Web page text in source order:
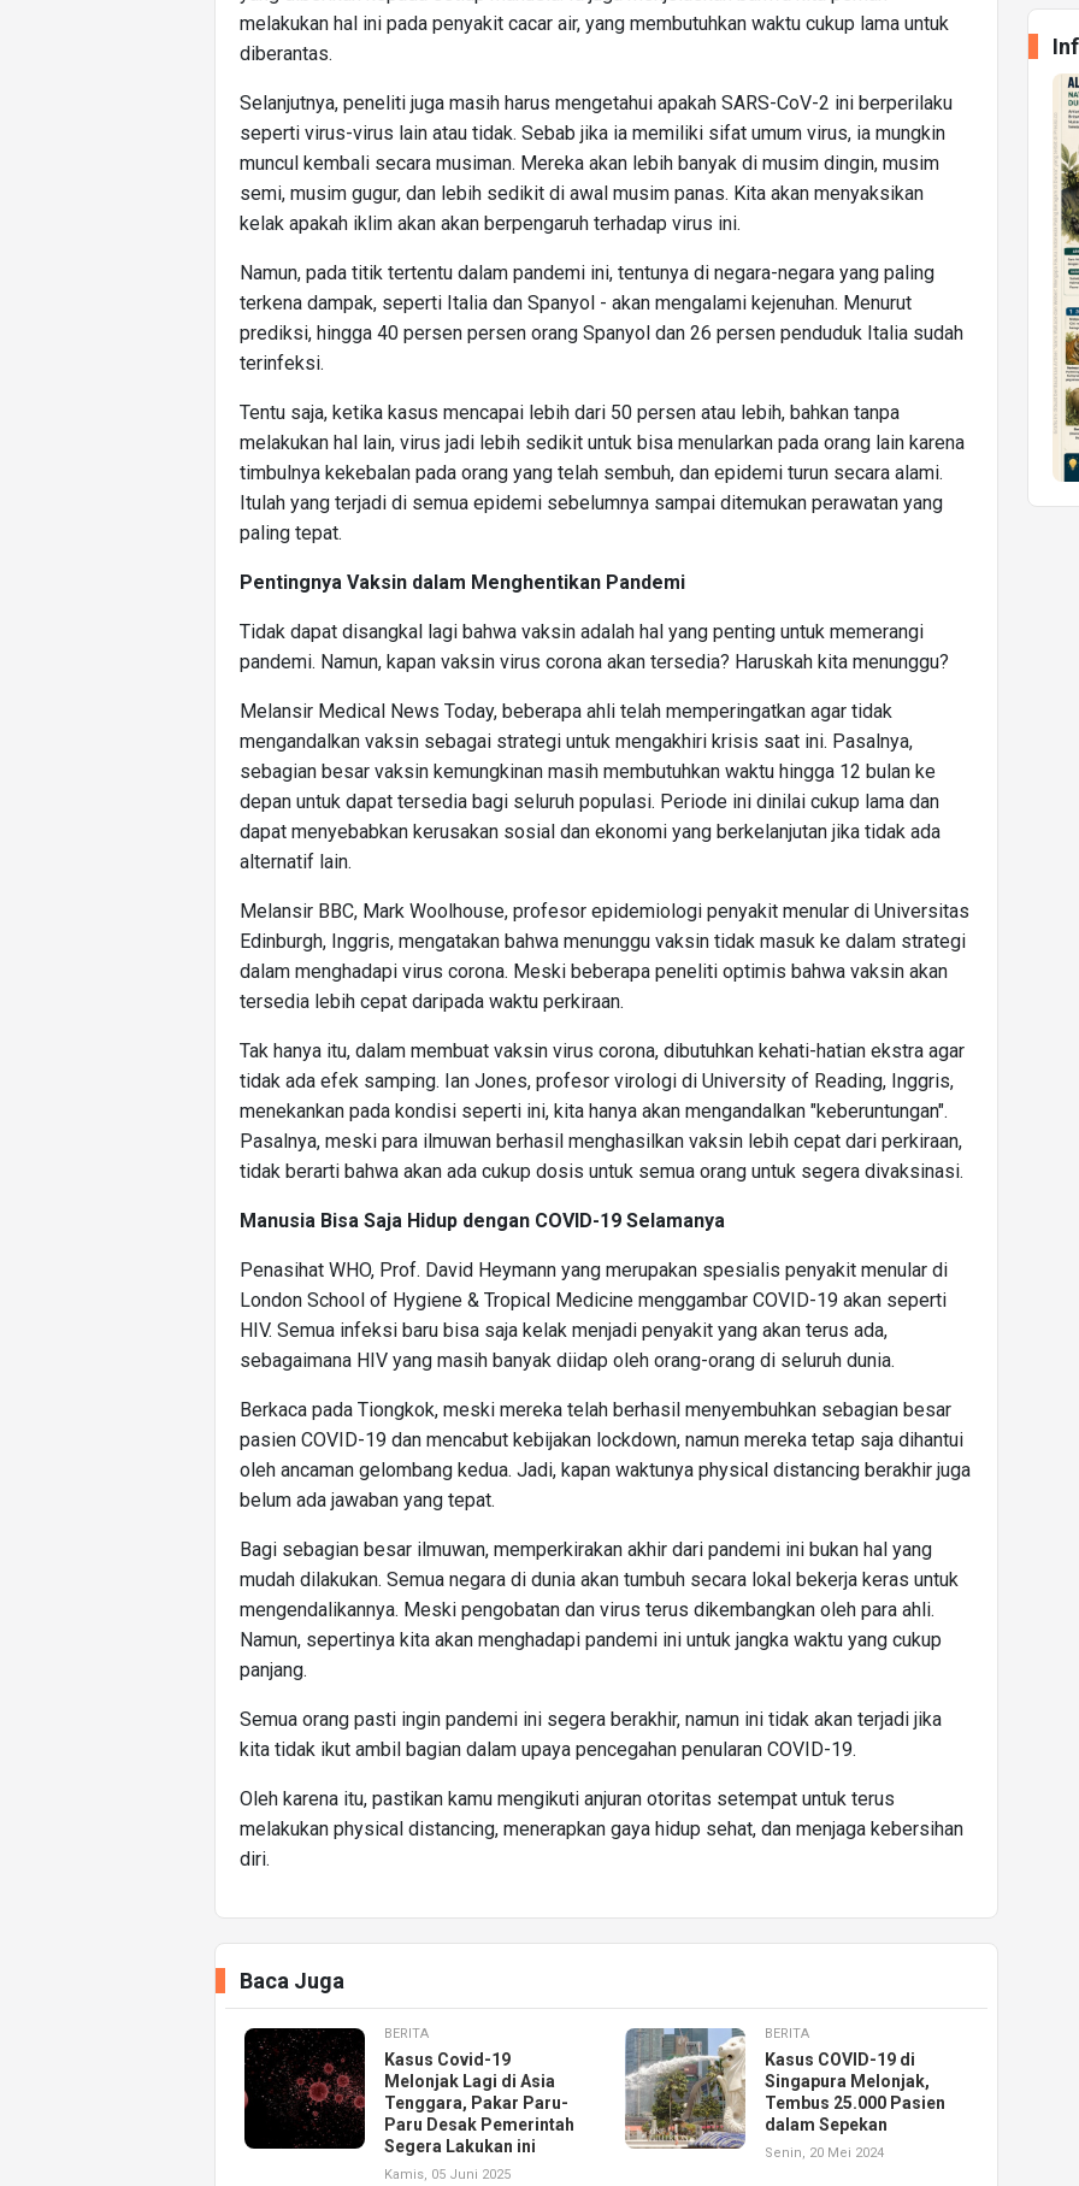
melakukan hal ini pada penyakit cacar air, yang membutuhkan waktu cukup lama untuk
diberantas.
Selanjutnya, peneliti juga masih harus mengetahui apakah SARS-CoV-2 ini berperilaku
seperti virus-virus lain atau tidak. Sebab jika ia memiliki sifat umum virus, ia mungkin
muncul kembali secara musiman. Mereka akan lebih banyak di musim dingin, musim
semi, musim gugur, dan lebih sedikit di awal musim panas. Kita akan menyaksikan
kelak apakah iklim akan akan berpengaruh terhadap virus ini.
Namun, pada titik tertentu dalam pandemi ini, tentunya di negara-negara yang paling
terkena dampak, seperti Italia dan Spanyol - akan mengalami kejenuhan. Menurut
prediksi, hingga 40 persen persen orang Spanyol dan 26 persen penduduk Italia sudah
terinfeksi.
Tentu saja, ketika kasus mencapai lebih dari 50 persen atau lebih, bahkan tanpa
melakukan hal lain, virus jadi lebih sedikit untuk bisa menularkan pada orang lain karena
timbulnya kekebalan pada orang yang telah sembuh, dan epidemi turun secara alami.
Itulah yang terjadi di semua epidemi sebelumnya sampai ditemukan perawatan yang
paling tepat.
Pentingnya Vaksin dalam Menghentikan Pandemi
Tidak dapat disangkal lagi bahwa vaksin adalah hal yang penting untuk memerangi
pandemi. Namun, kapan vaksin virus corona akan tersedia? Haruskah kita menunggu?
Melansir Medical News Today, beberapa ahli telah memperingatkan agar tidak
mengandalkan vaksin sebagai strategi untuk mengakhiri krisis saat ini. Pasalnya,
sebagian besar vaksin kemungkinan masih membutuhkan waktu hingga 12 bulan ke
depan untuk dapat tersedia bagi seluruh populasi. Periode ini dinilai cukup lama dan
dapat menyebabkan kerusakan sosial dan ekonomi yang berkelanjutan jika tidak ada
alternatif lain.
Melansir BBC, Mark Woolhouse, profesor epidemiologi penyakit menular di Universitas
Edinburgh, Inggris, mengatakan bahwa menunggu vaksin tidak masuk ke dalam strategi
dalam menghadapi virus corona. Meski beberapa peneliti optimis bahwa vaksin akan
tersedia lebih cepat daripada waktu perkiraan.
Tak hanya itu, dalam membuat vaksin virus corona, dibutuhkan kehati-hatian ekstra agar
tidak ada efek samping. Ian Jones, profesor virologi di University of Reading, Inggris,
menekankan pada kondisi seperti ini, kita hanya akan mengandalkan "keberuntungan".
Pasalnya, meski para ilmuwan berhasil menghasilkan vaksin lebih cepat dari perkiraan,
tidak berarti bahwa akan ada cukup dosis untuk semua orang untuk segera divaksinasi.
Manusia Bisa Saja Hidup dengan COVID-19 Selamanya
Penasihat WHO, Prof. David Heymann yang merupakan spesialis penyakit menular di
London School of Hygiene & Tropical Medicine menggambar COVID-19 akan seperti
HIV. Semua infeksi baru bisa saja kelak menjadi penyakit yang akan terus ada,
sebagaimana HIV yang masih banyak diidap oleh orang-orang di seluruh dunia.
Berkaca pada Tiongkok, meski mereka telah berhasil menyembuhkan sebagian besar
pasien COVID-19 dan mencabut kebijakan lockdown, namun mereka tetap saja dihantui
oleh ancaman gelombang kedua. Jadi, kapan waktunya physical distancing berakhir juga
belum ada jawaban yang tepat.
Bagi sebagian besar ilmuwan, memperkirakan akhir dari pandemi ini bukan hal yang
mudah dilakukan. Semua negara di dunia akan tumbuh secara lokal bekerja keras untuk
mengendalikannya. Meski pengobatan dan virus terus dikembangkan oleh para ahli.
Namun, sepertinya kita akan menghadapi pandemi ini untuk jangka waktu yang cukup
panjang.
Semua orang pasti ingin pandemi ini segera berakhir, namun ini tidak akan terjadi jika
kita tidak ikut ambil bagian dalam upaya pencegahan penularan COVID-19.
Oleh karena itu, pastikan kamu mengikuti anjuran otoritas setempat untuk terus
melakukan physical distancing, menerapkan gaya hidup sehat, dan menjaga kebersihan
diri.
Baca Juga
BERITA
Kasus Covid-19
Melonjak Lagi di Asia
Tenggara, Pakar Paru-
Paru Desak Pemerintah
Segera Lakukan ini
Kamis, 05 Juni 2025
BERITA
Kasus COVID-19 di
Singapura Melonjak,
Tembus 25.000 Pasien
dalam Sepekan
Senin, 20 Mei 2024